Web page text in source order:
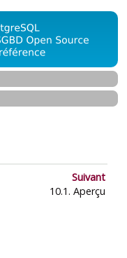
Suivant
10.1. Aperçu